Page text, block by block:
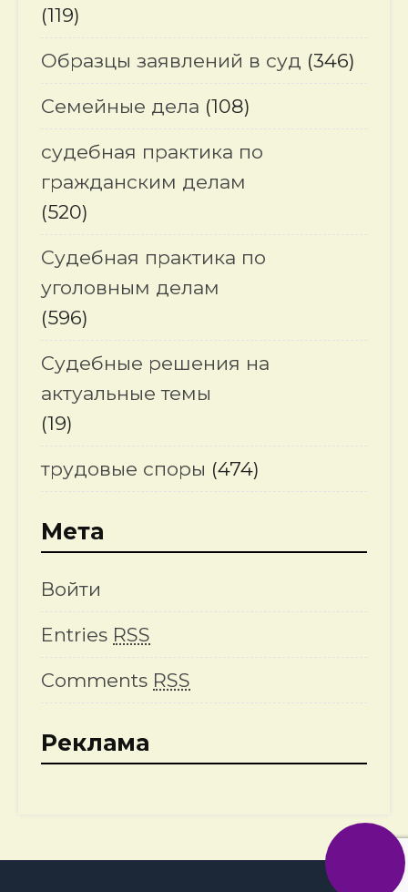
(119)
Образцы заявлений в суд (346)
Семейные дела (108)
судебная практика по
гражданским делам
(520)
Судебная практика по
уголовным делам
(596)
Судебные решения на
актуальные темы
(19)
трудовые споры (474)
Мета
Войти
Entries RSS
Comments RSS
Реклама